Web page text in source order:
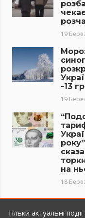
19
-13
19
на
18
Тільки актуальні